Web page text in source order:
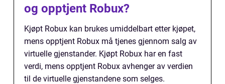
og opptjent Robux?
Kjøpt Robux kan brukes umiddelbart etter kjøpet,
mens opptjent Robux må tjenes gjennom salg av
virtuelle gjenstander. Kjøpt Robux har en fast
verdi, mens opptjent Robux avhenger av verdien
til de virtuelle gjenstandene som selges.